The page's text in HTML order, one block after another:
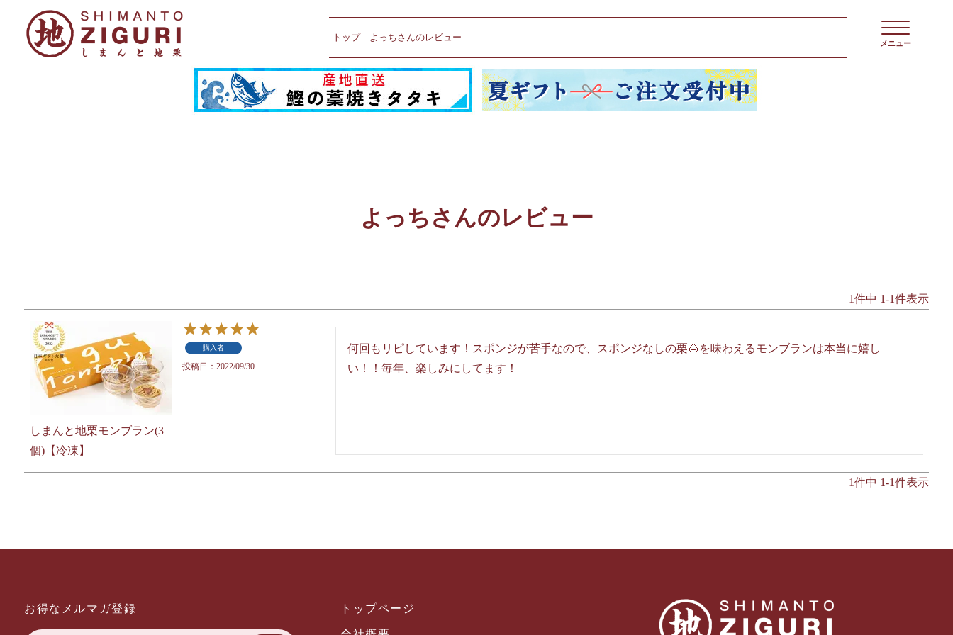
トップ よっちさんのレビュー
メニュー
よっちさんのレビュー
1件中 1-1件表示
しまんと地栗モンブラン(3
個)【冷凍】
購入者
投稿日 2022/09/30
何回もリピしています！スポンジが苦手なので、スポンジなしの栗🌰を味わえるモンブランは本当に嬉し
い！！毎年、楽しみにしてます！
1件中 1-1件表示
お得なメルマガ登録 トップページ